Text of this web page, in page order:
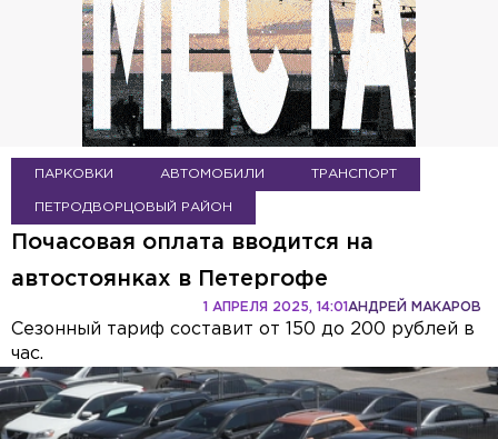
ПАРКОВКИ АВТОМОБИЛИ ТРАНСПОРТ
ПЕТРОДВОРЦОВЫЙ РАЙОН
Почасовая оплата вводится на
автостоянках в Петергофе
АНДРЕЙ МАКАРОВ
1 АПРЕЛЯ 2025, 14:01
Сезонный тариф составит от 150 до 200 рублей в
час.